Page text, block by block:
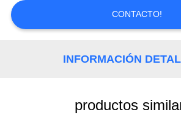
NOTICIAS
CONTACTO!
INFORMACIÓN
productos